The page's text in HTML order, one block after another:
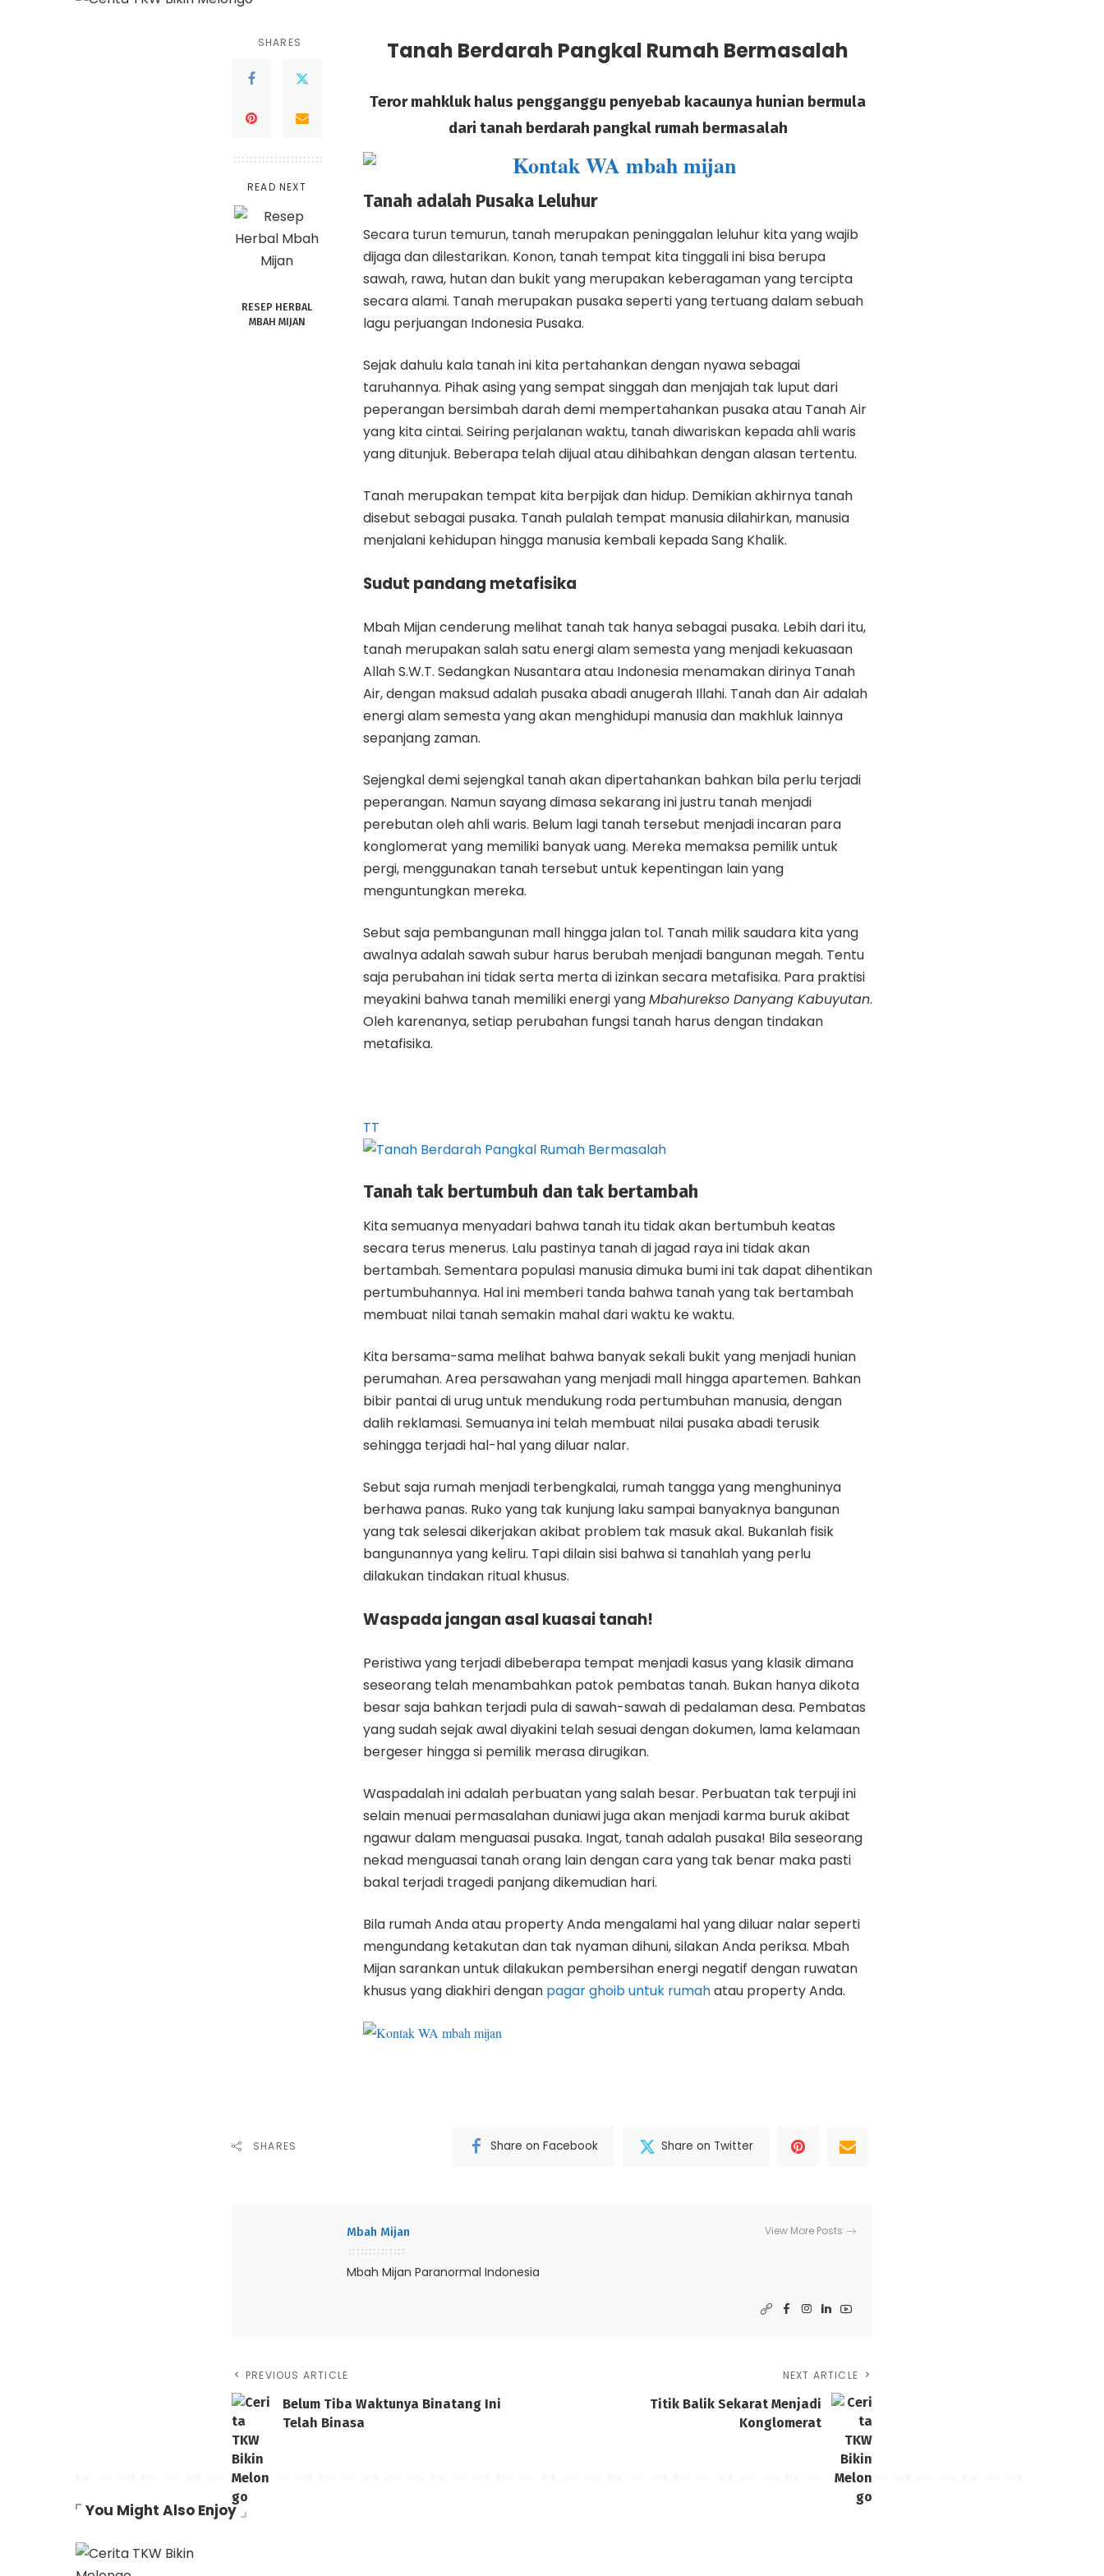
SHARES
READ NEXT
RESEP HERBAL
MBAH MIJAN
Tanah Berdarah Pangkal Rumah Bermasalah
Teror mahkluk halus pengganggu penyebab kacaunya hunian bermula
dari tanah berdarah pangkal rumah bermasalah
Tanah adalah Pusaka Leluhur
Secara turun temurun, tanah merupakan peninggalan leluhur kita yang wajib
dijaga dan dilestarikan. Konon, tanah tempat kita tinggali ini bisa berupa
sawah, rawa, hutan dan bukit yang merupakan keberagaman yang tercipta
secara alami. Tanah merupakan pusaka seperti yang tertuang dalam sebuah
lagu perjuangan Indonesia Pusaka.
Sejak dahulu kala tanah ini kita pertahankan dengan nyawa sebagai
taruhannya. Pihak asing yang sempat singgah dan menjajah tak luput dari
peperangan bersimbah darah demi mempertahankan pusaka atau Tanah Air
yang kita cintai. Seiring perjalanan waktu, tanah diwariskan kepada ahli waris
yang ditunjuk. Beberapa telah dijual atau dihibahkan dengan alasan tertentu.
Tanah merupakan tempat kita berpijak dan hidup. Demikian akhirnya tanah
disebut sebagai pusaka. Tanah pulalah tempat manusia dilahirkan, manusia
menjalani kehidupan hingga manusia kembali kepada Sang Khalik.
Sudut pandang metafisika
Mbah Mijan cenderung melihat tanah tak hanya sebagai pusaka. Lebih dari itu,
tanah merupakan salah satu energi alam semesta yang menjadi kekuasaan
Allah S.W.T. Sedangkan Nusantara atau Indonesia menamakan dirinya Tanah
Air, dengan maksud adalah pusaka abadi anugerah Illahi. Tanah dan Air adalah
energi alam semesta yang akan menghidupi manusia dan makhluk lainnya
sepanjang zaman.
Sejengkal demi sejengkal tanah akan dipertahankan bahkan bila perlu terjadi
peperangan. Namun sayang dimasa sekarang ini justru tanah menjadi
perebutan oleh ahli waris. Belum lagi tanah tersebut menjadi incaran para
konglomerat yang memiliki banyak uang. Mereka memaksa pemilik untuk
pergi, menggunakan tanah tersebut untuk kepentingan lain yang
menguntungkan mereka.
Sebut saja pembangunan mall hingga jalan tol. Tanah milik saudara kita yang
awalnya adalah sawah subur harus berubah menjadi bangunan megah. Tentu
saja perubahan ini tidak serta merta di izinkan secara metafisika. Para praktisi
meyakini bahwa tanah memiliki energi yangMbahurekso Danyang Kabuyutan.
Oleh karenanya, setiap perubahan fungsi tanah harus dengan tindakan
metafisika.
TT
Tanah tak bertumbuh dan tak bertambah
Kita semuanya menyadari bahwa tanah itu tidak akan bertumbuh keatas
secara terus menerus. Lalu pastinya tanah di jagad raya ini tidak akan
bertambah. Sementara populasi manusia dimuka bumi ini tak dapat dihentikan
pertumbuhannya. Hal ini memberi tanda bahwa tanah yang tak bertambah
membuat nilai tanah semakin mahal dari waktu ke waktu.
Kita bersama-sama melihat bahwa banyak sekali bukit yang menjadi hunian
perumahan. Area persawahan yang menjadi mall hingga apartemen. Bahkan
bibir pantai di urug untuk mendukung roda pertumbuhan manusia, dengan
dalih reklamasi. Semuanya ini telah membuat nilai pusaka abadi terusik
sehingga terjadi hal-hal yang diluar nalar.
Sebut saja rumah menjadi terbengkalai, rumah tangga yang menghuninya
berhawa panas. Ruko yang tak kunjung laku sampai banyaknya bangunan
yang tak selesai dikerjakan akibat problem tak masuk akal. Bukanlah fisik
bangunannya yang keliru. Tapi dilain sisi bahwa si tanahlah yang perlu
dilakukan tindakan ritual khusus.
Waspada jangan asal kuasai tanah!
Peristiwa yang terjadi dibeberapa tempat menjadi kasus yang klasik dimana
seseorang telah menambahkan patok pembatas tanah. Bukan hanya dikota
besar saja bahkan terjadi pula di sawah-sawah di pedalaman desa. Pembatas
yang sudah sejak awal diyakini telah sesuai dengan dokumen, lama kelamaan
bergeser hingga si pemilik merasa dirugikan.
Waspadalah ini adalah perbuatan yang salah besar. Perbuatan tak terpuji ini
selain menuai permasalahan duniawi juga akan menjadi karma buruk akibat
ngawur dalam menguasai pusaka. Ingat, tanah adalah pusaka! Bila seseorang
nekad menguasai tanah orang lain dengan cara yang tak benar maka pasti
bakal terjadi tragedi panjang dikemudian hari.
Bila rumah Anda atau property Anda mengalami hal yang diluar nalar seperti
mengundang ketakutan dan tak nyaman dihuni, silakan Anda periksa. Mbah
Mijan sarankan untuk dilakukan pembersihan energi negatif dengan ruwatan
khusus yang diakhiri dengan pagar ghoib untuk rumahatau property Anda.
SHARES Share on Facebook Share on Twitter
Mbah Mijan View More Posts
Mbah Mijan Paranormal Indonesia
PREVIOUS ARTICLE
Belum Tiba Waktunya Binatang Ini
Telah Binasa
NEXT ARTICLE
Titik Balik Sekarat Menjadi
Konglomerat
You Might Also Enjoy